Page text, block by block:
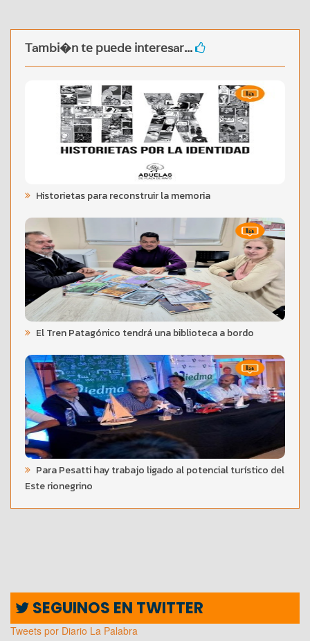
Tambi�n te puede interesar...
Historietas para reconstruir la memoria
El Tren Patagónico tendrá una biblioteca a bordo
Para Pesatti hay trabajo ligado al potencial turístico del
Este rionegrino
SEGUINOS EN TWITTER
Tweets por Diario La Palabra